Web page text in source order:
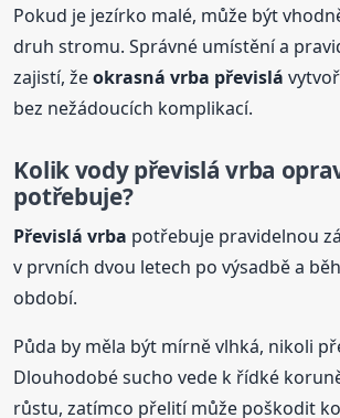
Pokud je jezírko malé, může být
druh stromu. Správné umístění a
zajistí, žeokrasnávrba převislá
bez nežádoucích komplikací.
Kolik vody převislávrba
potřebuje?
Převislávrba potřebuje pravidelnou
v prvních dvou letech po výsadbě a
období.
Půda by měla být mírně vlhká, nikoli
Dlouhodobé sucho vede k řídké
růstu, zatímco přelití může poškodit